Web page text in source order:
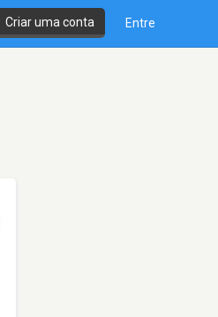
Criar uma conta Entre